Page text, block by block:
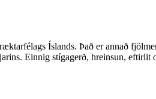
Íslands. Það er annað
Einnig stígagerð, hreinsun, eftirlit